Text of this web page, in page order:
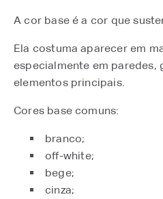
A cor base é a cor que
Ela costuma aparecer em
especialmente em paredes,
elementos principais.
Cores base comuns:
branco;
off-white;
bege;
cinza;